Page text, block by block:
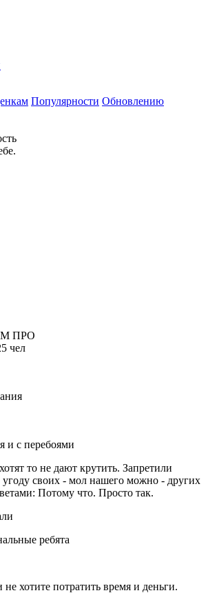
Популярности Обновлению
ПРО
чел
и с перебоями
то не дают крутить. Запретили
угоду своих - мол нашего можно - других
Потому что. Просто так.
ребята
хотите потратить время и деньги.